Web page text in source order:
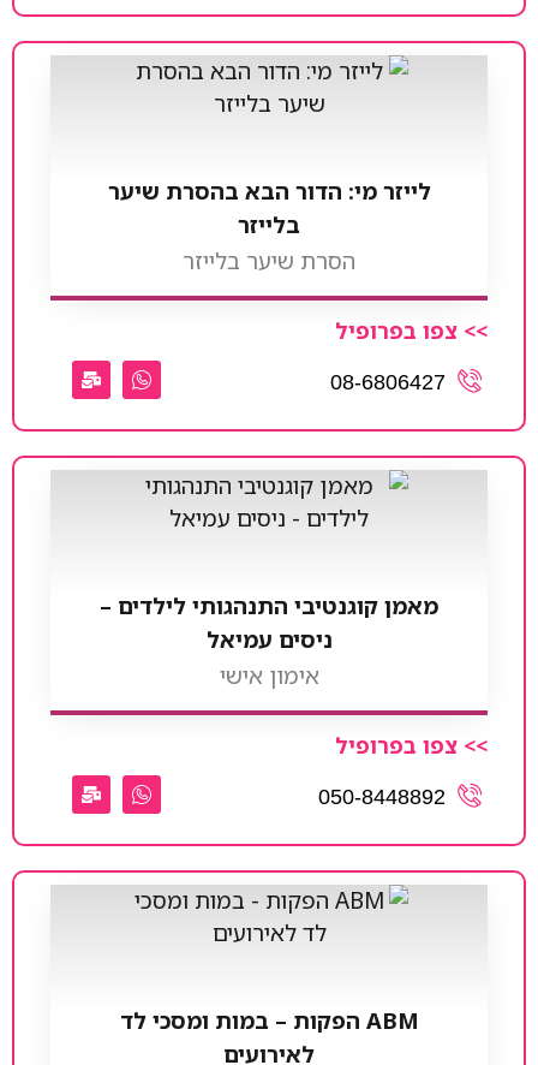
לייזר מי: הדור הבא בהסרת שיער
בלייזר
הסרת שיער בלייזר
>> צפו בפרופיל
08-6806427
מאמן קוגנטיבי התנהגותי לילדים –
ניסים עמיאל
אימון אישי
>> צפו בפרופיל
050-8448892
ABM הפקות – במות ומסכי לד
לאירועים